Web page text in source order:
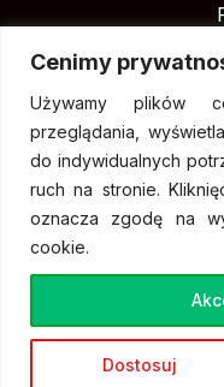
Cenimy
Używamy plików
przeglądania,
do indywidualnych
ruch na stronie.
oznacza zgodę na
cookie.
Dostosuj
©